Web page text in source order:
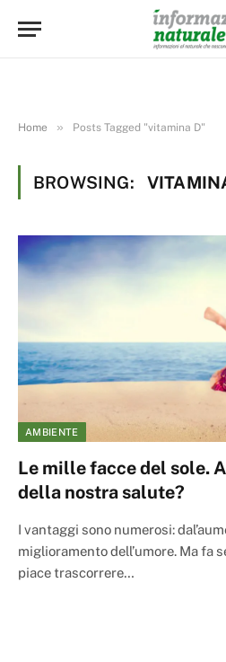
Home » Posts Tagged "vitamina D"
BROWSING:
AMBIENTE
Le mille facce del sole.
della nostra salute?
I vantaggi sono numerosi:
miglioramento dell’umore. Ma fa
piace trascorrere…